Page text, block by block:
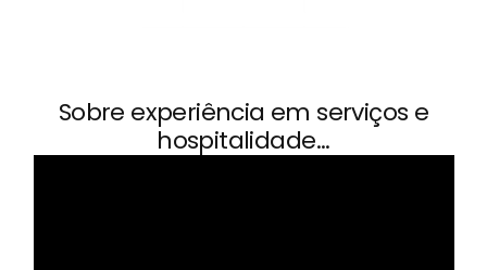
Sobre experiência em serviços e
hospitalidade...